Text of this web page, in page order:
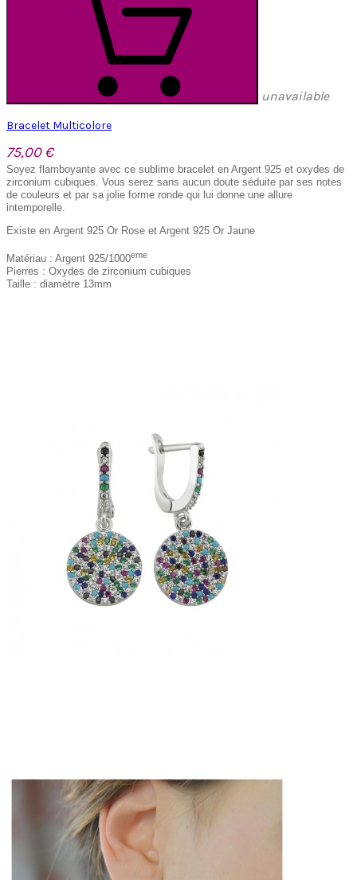
unavailable
Bracelet Multicolore
75,00 €
Soyez flamboyante avec ce sublime bracelet en Argent 925 et oxydes de
zirconium cubiques. Vous serez sans aucun doute séduite par ses notes
de couleurs et par sa jolie forme ronde qui lui donne une allure
intemporelle.
Existe en Argent 925 Or Rose et Argent 925 Or Jaune
Matériau : Argent 925/1000eme
Pierres : Oxydes de zirconium cubiques
Taille : diamètre 13mm